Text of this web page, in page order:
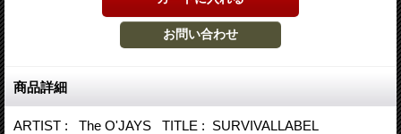
商品詳細
ARTIST : The O'JAYS TITLE : SURVIVALLABEL